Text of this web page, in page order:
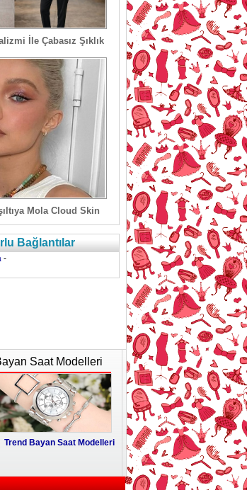
İle Çabasız Şıklık
Mola Cloud Skin
Bağlantılar
-
Saat Modelleri
Trend Bayan Saat Modelleri